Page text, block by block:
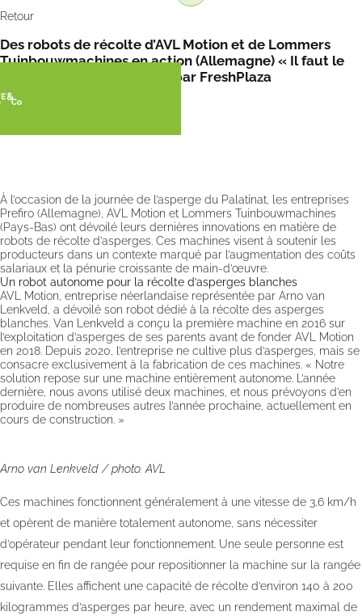
Retour
Des robots de récolte d’AVL Motion et de Lommers
Tuinbouwmachines en action (Allemagne) « Il faut le
voir de ses propres yeux » par FreshPlaza
À l’occasion de la journée de l’asperge du Palatinat, les entreprises
Prefiro (Allemagne), AVL Motion et Lommers Tuinbouwmachines
(Pays-Bas) ont dévoilé leurs dernières innovations en matière de
robots de récolte d’asperges. Ces machines visent à soutenir les
producteurs dans un contexte marqué par l’augmentation des coûts
salariaux et la pénurie croissante de main-d’œuvre.
Un robot autonome pour la récolte d’asperges blanches
AVL Motion, entreprise néerlandaise représentée par Arno van
Lenkveld, a dévoilé son robot dédié à la récolte des asperges
blanches. Van Lenkveld a conçu la première machine en 2016 sur
l’exploitation d’asperges de ses parents avant de fonder AVL Motion
en 2018. Depuis 2020, l’entreprise ne cultive plus d’asperges, mais se
consacre exclusivement à la fabrication de ces machines. « Notre
solution repose sur une machine entièrement autonome. L’année
dernière, nous avons utilisé deux machines, et nous prévoyons d’en
produire de nombreuses autres l’année prochaine, actuellement en
cours de construction. »
Arno van Lenkveld / photo. AVL
Ces machines fonctionnent généralement à une vitesse de 3,6 km/h
et opèrent de manière totalement autonome, sans nécessiter
d’opérateur pendant leur fonctionnement. Une seule personne est
requise en fin de rangée pour repositionner la machine sur la rangée
suivante. Elles affichent une capacité de récolte d’environ 140 à 200
kilogrammes d’asperges par heure, avec un rendement maximal de